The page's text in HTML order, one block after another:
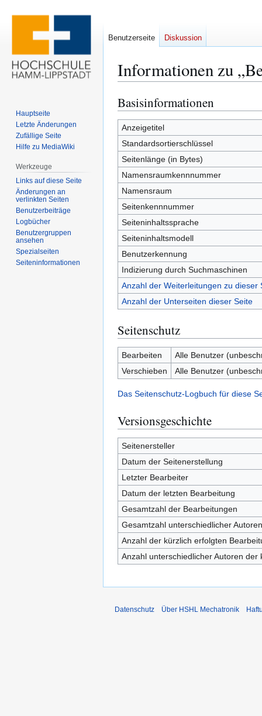
Informationen zu
Zur
Navigation
springen
Zur
Suche
springen
Basisinformationen
Anzeigetitel
Standardsortierschlüssel
Seitenlänge (in Bytes)
Namensraumkennnummer
Namensraum
Seitenkennnummer
Seiteninhaltssprache
Seiteninhaltsmodell
Benutzerkennung
Indizierung durch Suchmaschinen
Anzahl der Weiterleitungen zu dieser
Anzahl der Unterseiten dieser Seite
Seitenschutz
Bearbeiten
Alle Benutzer
Verschieben
Alle Benutzer
Das Seitenschutz-Logbuch für diese
Versionsgeschichte
Seitenersteller
Datum der Seitenerstellung
Letzter Bearbeiter
Datum der letzten Bearbeitung
Gesamtzahl der Bearbeitungen
Gesamtzahl unterschiedlicher Autoren
Anzahl der kürzlich erfolgten
Anzahl unterschiedlicher Autoren
Benutzerseite Diskussion
Hauptseite
Letzte Änderungen
Zufällige Seite
Hilfe zu MediaWiki
Werkzeuge
Links auf diese Seite
Änderungen an
verlinkten Seiten
Benutzerbeiträge
Logbücher
Benutzergruppen
ansehen
Spezialseiten
Seiten­­informationen
Datenschutz Über HSHL Mechatronik